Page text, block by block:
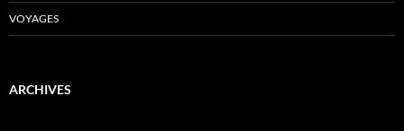
VOYAGES
ARCHIVES